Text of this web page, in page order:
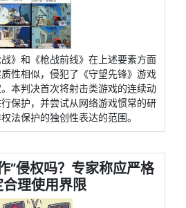
》和《枪战前线》在上述要素方面
性相似，侵犯了《守望先锋》游戏
本判决首次将射击类游戏的连续动
保护，并尝试从网络游戏惯常的研
法保护的独创性表达的范围。
”侵权吗？专家称应严格
合理使用界限